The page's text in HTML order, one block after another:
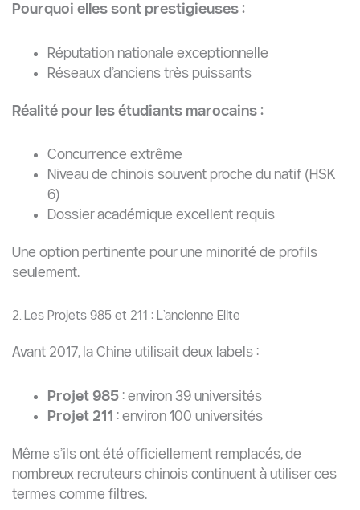
Pourquoi elles sont prestigieuses :
Réputation nationale exceptionnelle
Réseaux d’anciens très puissants
Réalité pour les étudiants marocains :
Concurrence extrême
Niveau de chinois souvent proche du natif (HSK
6)
Dossier académique excellent requis
Une option pertinente pour une minorité de profils
seulement.
2. Les Projets 985 et 211 : L’ancienne Elite
Avant 2017, la Chine utilisait deux labels :
Projet 985: environ 39 universités
Projet 211 : environ 100 universités
Même s’ils ont été officiellement remplacés, de
nombreux recruteurs chinois continuent à utiliser ces
termes comme filtres.